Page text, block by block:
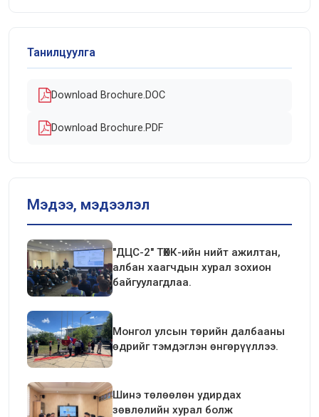
Танилцуулга
Download Brochure.DOC
Download Brochure.PDF
Мэдээ, мэдээлэл
"ДЦС-2" ТӨХК-ийн нийт ажилтан,
албан хаагчдын хурал зохион
байгуулагдлаа.
Монгол улсын төрийн далбааны
өдрийг тэмдэглэн өнгөрүүллээ.
Шинэ төлөөлөн удирдах
зөвлөлийн хурал болж